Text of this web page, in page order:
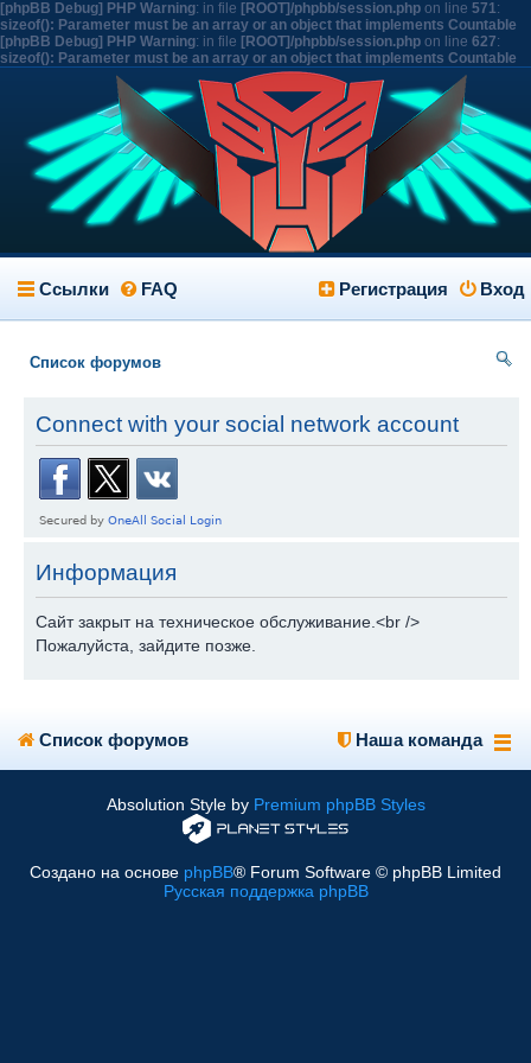
[phpBB Debug] PHP Warning: in file [ROOT]/phpbb/session.php on line 571:
sizeof(): Parameter must be an array or an object that implements Countable
[phpBB Debug] PHP Warning: in file [ROOT]/phpbb/session.php on line 627:
sizeof(): Parameter must be an array or an object that implements Countable
Ссылки FAQ Вход
Регистрация
Список форумов
Connect with your social network account
Информация
Сайт закрыт на техническое обслуживание.<br />
Пожалуйста, зайдите позже.
Список форумов Наша команда
Absolution Style by Premium phpBB Styles
Создано на основе phpBB® Forum Software © phpBB Limited
Русская поддержка phpBB